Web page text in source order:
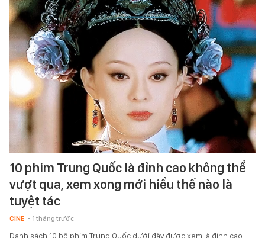
10 phim Trung Quốc là đỉnh cao không thể
vượt qua, xem xong mới hiểu thế nào là
tuyệt tác
CINE - 1 tháng trước
Danh sách 10 bộ phim Trung Quốc dưới đây được xem là đỉnh cao